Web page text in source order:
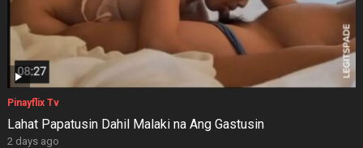
Pinayflix Tv
Lahat Papatusin Dahil Malaki na Ang Gastusin
2 days ago